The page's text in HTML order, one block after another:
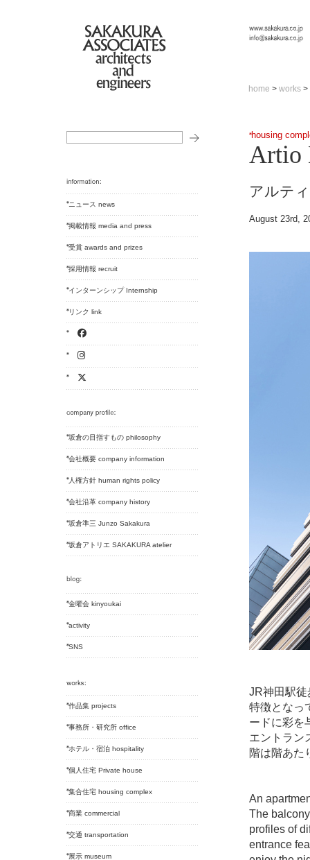
home > works >
ニュース news
掲載情報 media and press
受賞 awards and prizes
採用情報 recruit
インターンシップ Internship
リンク link
坂倉の目指すもの philosophy
会社概要 company information
人権方針 human rights policy
会社沿革 company history
坂倉準三 Junzo Sakakura
坂倉アトリエ SAKAKURA atelier
金曜会 kinyoukai
activity
SNS
作品集 projects
事務所・研究所 office
ホテル・宿泊 hospitality
個人住宅 Private house
集合住宅 housing complex
商業 commercial
交通 transportation
展示 museum
housing
Artio
アルテ
August 23rd,
JR神田駅
特徴となっ
ードに彩を
エントラン
階は階あた
An
The
profiles of
entrance